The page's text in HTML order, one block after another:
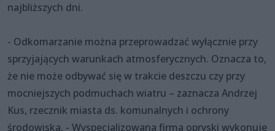
najbliższych dni.
- Odkomarzanie można przeprowadzać wyłącznie przy
sprzyjających warunkach atmosferycznych. Oznacza to,
że nie może odbywać się w trakcie deszczu czy przy
mocniejszych podmuchach wiatru – zaznacza Andrzej
Kus, rzecznik miasta ds. komunalnych i ochrony
środowiska. - Wyspecjalizowana firma opryski wykonuje